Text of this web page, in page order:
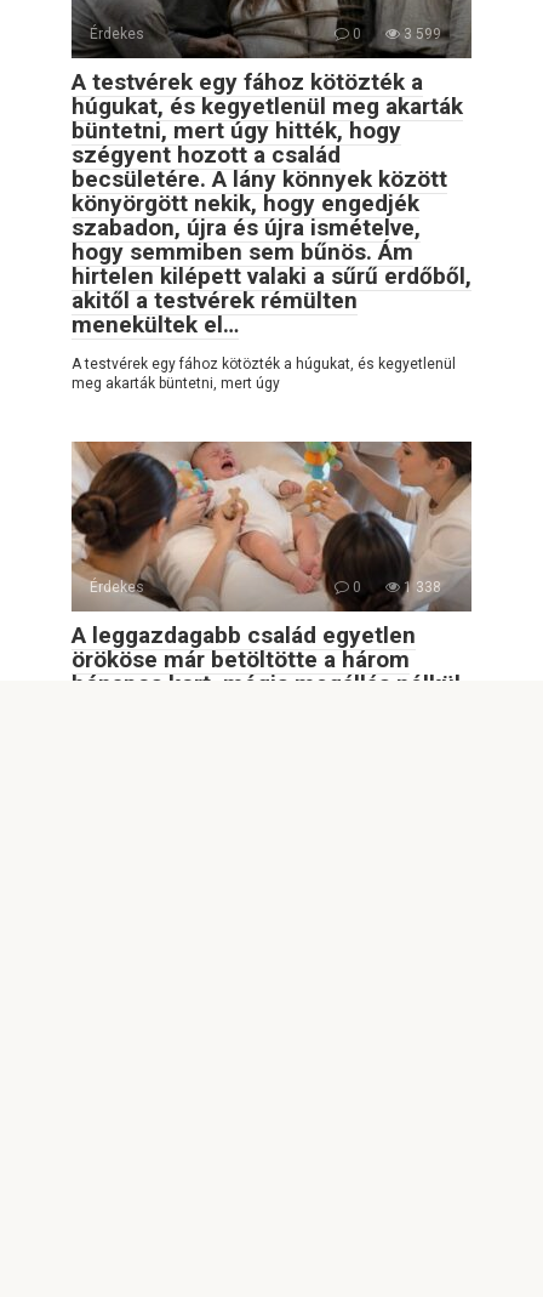
Érdekes 0 3 599
A testvérek egy fához kötözték a
húgukat, és kegyetlenül meg akarták
büntetni, mert úgy hitték, hogy
szégyent hozott a család
becsületére. A lány könnyek között
könyörgött nekik, hogy engedjék
szabadon, újra és újra ismételve,
hogy semmiben sem bűnös. Ám
hirtelen kilépett valaki a sűrű erdőből,
akitől a testvérek rémülten
menekültek el…
A testvérek egy fához kötözték a húgukat, és kegyetlenül
meg akarták büntetni, mert úgy
Érdekes 0 1 338
A leggazdagabb család egyetlen
örököse már betöltötte a három
hónapos kort, mégis megállás nélkül